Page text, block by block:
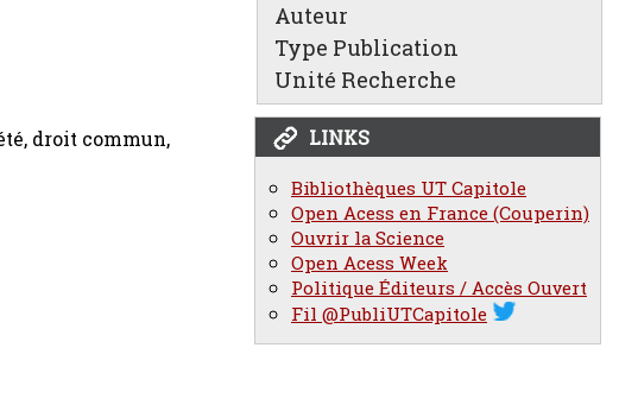
Auteur
Type Publication
Unité Recherche
LINKS
Bibliothèques UT Capitole
Open Acess en France (Couperin)
Ouvrir la Science
Open Acess Week
Politique Éditeurs / Accès Ouvert
Fil @PubliUTCapitole
droit commun,